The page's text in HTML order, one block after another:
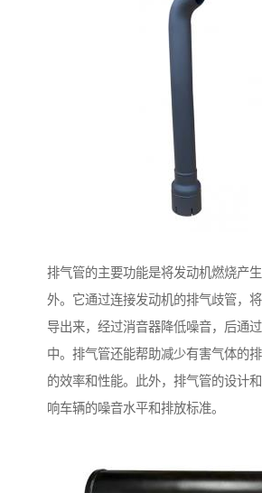
排气管的主要功能是将发动机燃烧产
外。它通过连接发动机的排气歧管，
导出来，经过消音器降低噪音，后通
中。排气管还能帮助减少有害气体的
的效率和性能。此外，排气管的设计
响车辆的噪音水平和排放标准。